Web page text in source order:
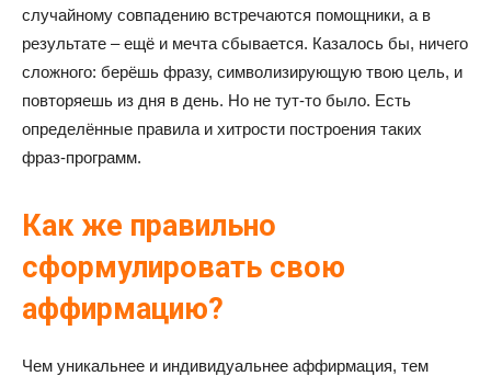
случайному совпадению встречаются помощники, а в
результате – ещё и мечта сбывается. Казалось бы, ничего
сложного: берёшь фразу, символизирующую твою цель, и
повторяешь из дня в день. Но не тут-то было. Есть
определённые правила и хитрости построения таких
фраз-программ.
Как же правильно
сформулировать свою
аффирмацию?
Чем уникальнее и индивидуальнее аффирмация, тем